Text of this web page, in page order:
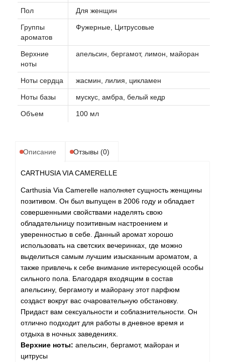
Пол Для женщин
Группы
ароматов
Фужерные, Цитрусовые
Верхние
ноты
апельсин, бергамот, лимон, майоран
Ноты сердца жасмин, лилия, цикламен
Ноты базы мускус, амбра, белый кедр
Объем 100 мл
Описание Отзывы (0)
CARTHUSIA VIA CAMERELLE
Carthusia Via Camerelle наполняет сущность женщины
позитивом. Он был выпущен в 2006 году и обладает
совершенными свойствами наделять свою
обладательницу позитивным настроением и
уверенностью в себе. Данный аромат хорошо
использовать на светских вечеринках, где можно
выделиться самым лучшим изысканным ароматом, а
также привлечь к себе внимание интересующей особы
сильного пола. Благодаря входящим в состав
апельсину, бергамоту и майорану этот парфюм
создаст вокруг вас очаровательную обстановку.
Придаст вам сексуальности и соблазнительности. Он
отлично подходит для работы в дневное время и
отдыха в ночных заведениях.
Верхние ноты: апельсин, бергамот, майоран и
цитрусы